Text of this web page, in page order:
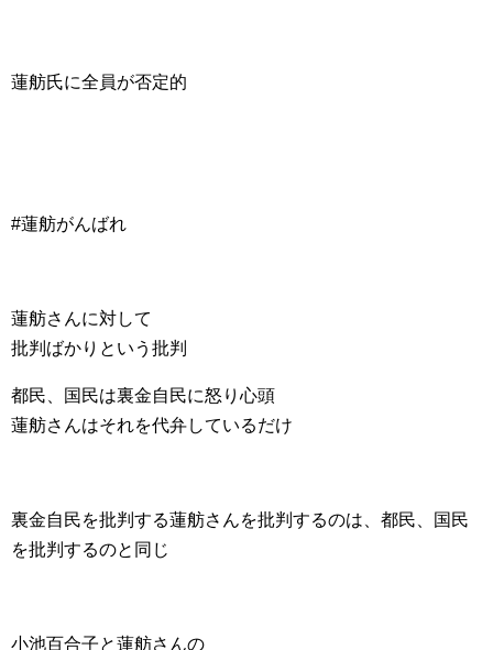
蓮舫氏に全員が否定的
#蓮舫がんばれ
蓮舫さんに対して
批判ばかりという批判
都民、国民は裏金自民に怒り心頭
蓮舫さんはそれを代弁しているだけ
裏金自民を批判する蓮舫さんを批判するのは、都民、国民
を批判するのと同じ
小池百合子と蓮舫さんの